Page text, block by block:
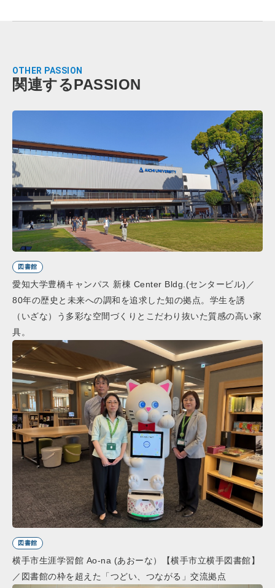
OTHER PASSION
関連するPASSION
図書館
愛知大学豊橋キャンパス 新棟 Center Bldg.(センタービル)／
80年の歴史と未来への調和を追求した知の拠点。学生を誘
（いざな）う多彩な空間づくりとこだわり抜いた質感の高い家
具。
図書館
横手市生涯学習館 Ao-na (あおーな）【横手市立横手図書館】
／図書館の枠を超えた「つどい、つながる」交流拠点